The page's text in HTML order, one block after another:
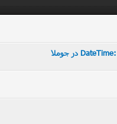
68 رأی - میانگین امتیازات: 2.69 از 5